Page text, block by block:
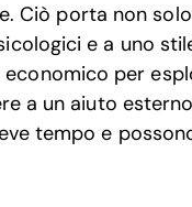
Ciò porta non
e a uno
per
a un aiuto
tempo e